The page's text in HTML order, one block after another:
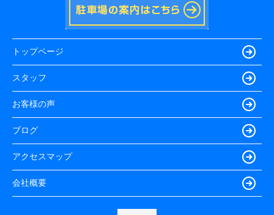
トップページ
スタッフ
お客様の声
ブログ
アクセスマップ
会社概要